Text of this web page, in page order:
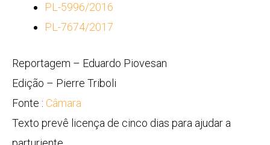
PL-5996/2016
PL-7674/2017
Reportagem – Eduardo Piovesan
Edição – Pierre Triboli
Fonte : Câmara
Texto prevê licença de cinco dias para ajudar a